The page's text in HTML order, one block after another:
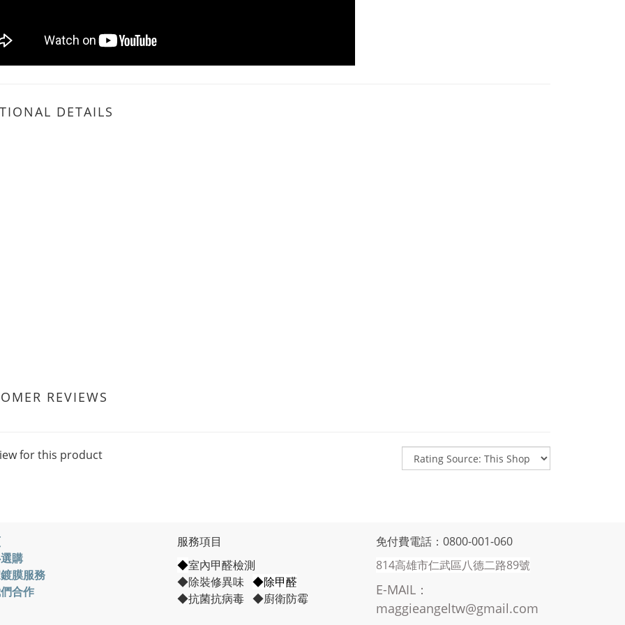
DETAILS
REVIEWS
for this product
購
膜服務
合作
服務項目
◆室內甲醛檢測
◆除裝修異味 ◆除甲醛
◆抗菌抗病毒 ◆廚衛防霉
免付費電話：0800-001-060
814高雄市仁武區八德二路89號
E-MAIL：
maggieangeltw@gmail.com